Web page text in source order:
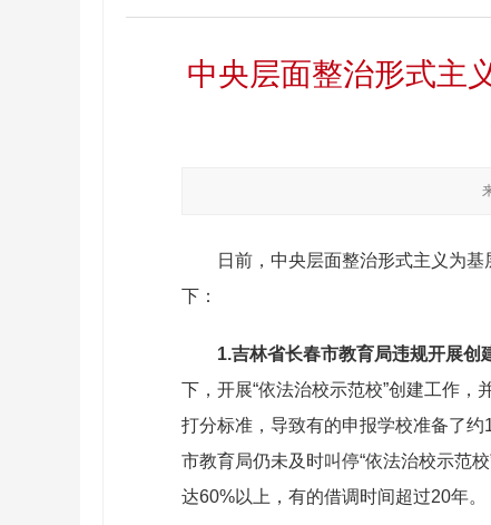
中央层面整治形式主
日前，中央层面整治形式主义为
下：
1.吉林省长春市教育局违规开展创
下，开展“依法治校示范校”创建工作，
打分标准，导致有的申报学校准备了
市教育局仍未及时叫停“依法治校示范
达60%以上，有的借调时间超过20年。